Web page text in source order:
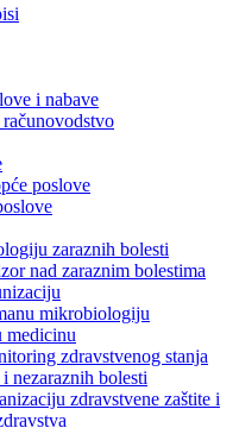
i nabave
poslove
zaraznih bolesti
nad zaraznim bolestima
mikrobiologiju
medicinu
zdravstvenog stanja
nezaraznih bolesti
zdravstvene zaštite i